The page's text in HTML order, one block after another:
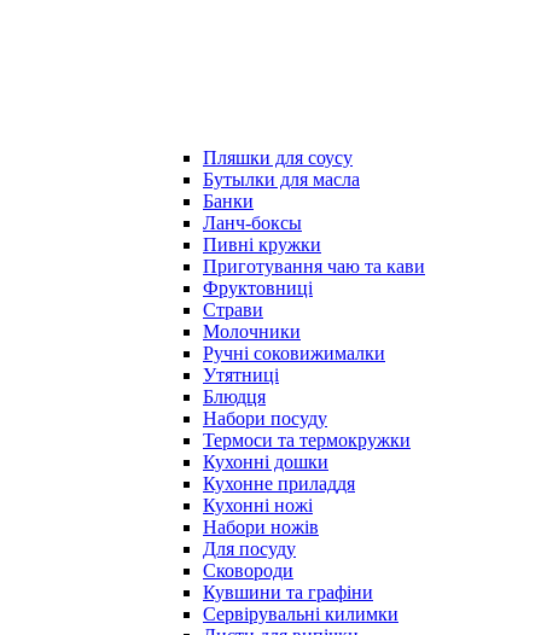
Пляшки для соусу
Бутылки для масла
Банки
Ланч-боксы
Пивні кружки
Приготування чаю та кави
Фруктовниці
Страви
Молочники
Ручні соковижималки
Утятниці
Блюдця
Набори посуду
Термоси та термокружки
Кухонні дошки
Кухонне приладдя
Кухонні ножі
Набори ножів
Для посуду
Сковороди
Кувшини та графіни
Сервірувальні килимки